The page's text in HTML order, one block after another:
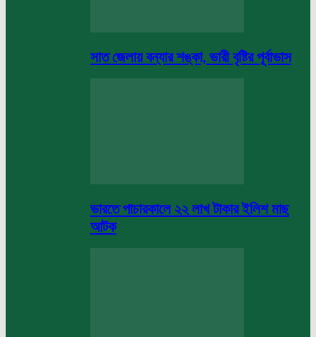
সাত জেলায় বন্যার শঙ্কা, ভারী বৃষ্টির পূর্বাভাস
ভারতে পাচারকালে ২২ লাখ টাকার ইলিশ মাছ
আটক